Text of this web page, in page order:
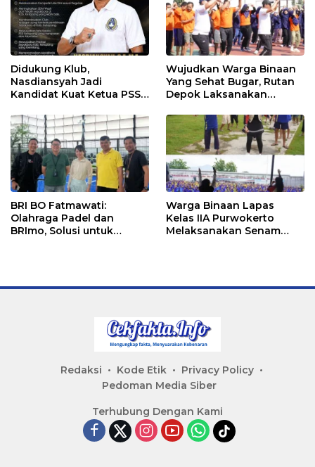
Didukung Klub,
Nasdiansyah Jadi
Kandidat Kuat Ketua PSSI
Wujudkan Warga Binaan
Yang Sehat Bugar, Rutan
Depok Laksanakan
BRI BO Fatmawati:
Olahraga Padel dan
BRImo, Solusi untuk
Warga Binaan Lapas
Kelas IIA Purwokerto
Melaksanakan Senam
Redaksi Kode Etik
Privacy Policy
Pedoman Media Siber
Terhubung Dengan Kami